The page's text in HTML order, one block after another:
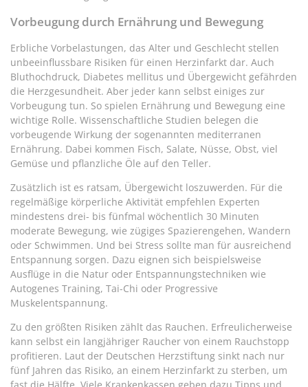
Vorbeugung durch Ernährung und Bewegung
Erbliche Vorbelastungen, das Alter und Geschlecht stellen
unbeeinflussbare Risiken für einen Herzinfarkt dar. Auch
Bluthochdruck, Diabetes mellitus und Übergewicht gefährden
die Herzgesundheit. Aber jeder kann selbst einiges zur
Vorbeugung tun. So spielen Ernährung und Bewegung eine
wichtige Rolle. Wissenschaftliche Studien belegen die
vorbeugende Wirkung der sogenannten mediterranen
Ernährung. Dabei kommen Fisch, Salate, Nüsse, Obst, viel
Gemüse und pflanzliche Öle auf den Teller.
Zusätzlich ist es ratsam, Übergewicht loszuwerden. Für die
regelmäßige körperliche Aktivität empfehlen Experten
mindestens drei- bis fünfmal wöchentlich 30 Minuten
moderate Bewegung, wie zügiges Spazierengehen, Wandern
oder Schwimmen. Und bei Stress sollte man für ausreichend
Entspannung sorgen. Dazu eignen sich beispielsweise
Ausflüge in die Natur oder Entspannungstechniken wie
Autogenes Training, Tai-Chi oder Progressive
Muskelentspannung.
Zu den größten Risiken zählt das Rauchen. Erfreulicherweise
kann selbst ein langjähriger Raucher von einem Rauchstopp
profitieren. Laut der Deutschen Herzstiftung sinkt nach nur
fünf Jahren das Risiko, an einem Herzinfarkt zu sterben, um